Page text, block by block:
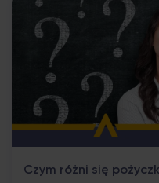
szanse na pozytywną
informacje Co […]
Czym różni się